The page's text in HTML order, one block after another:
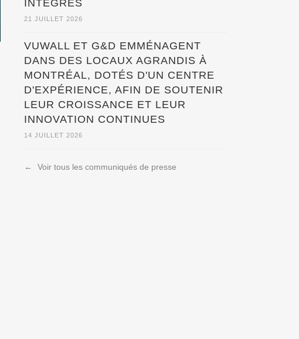
INTÉGRÉS
21 JUILLET 2026
VUWALL ET G&D EMMÉNAGENT
DANS DES LOCAUX AGRANDIS À
MONTRÉAL, DOTÉS D'UN CENTRE
D'EXPÉRIENCE, AFIN DE SOUTENIR
LEUR CROISSANCE ET LEUR
INNOVATION CONTINUES
14 JUILLET 2026
← Voir tous les communiqués de presse